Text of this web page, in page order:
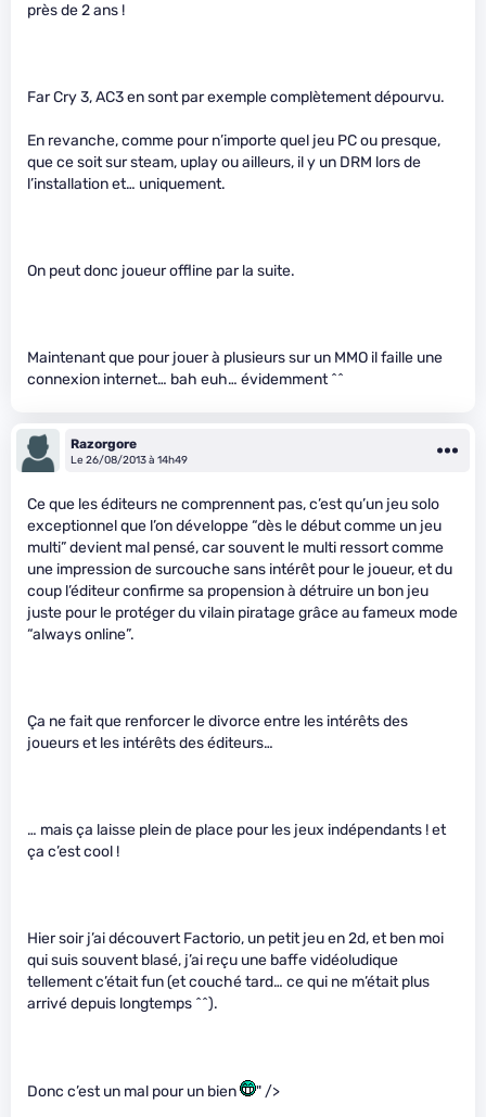
près de 2 ans !
Far Cry 3, AC3 en sont par exemple complètement dépourvu.
En revanche, comme pour n’importe quel jeu PC ou presque,
que ce soit sur steam, uplay ou ailleurs, il y un DRM lors de
l’installation et… uniquement.
On peut donc joueur offline par la suite.
Maintenant que pour jouer à plusieurs sur un MMO il faille une
connexion internet… bah euh… évidemment ^^
Razorgore
Le 26/08/2013 à 14h49
Ce que les éditeurs ne comprennent pas, c’est qu’un jeu solo
exceptionnel que l’on développe “dès le début comme un jeu
multi” devient mal pensé, car souvent le multi ressort comme
une impression de surcouche sans intérêt pour le joueur, et du
coup l’éditeur confirme sa propension à détruire un bon jeu
juste pour le protéger du vilain piratage grâce au fameux mode
“always online”.
Ça ne fait que renforcer le divorce entre les intérêts des
joueurs et les intérêts des éditeurs…
… mais ça laisse plein de place pour les jeux indépendants ! et
ça c’est cool !
Hier soir j’ai découvert Factorio, un petit jeu en 2d, et ben moi
qui suis souvent blasé, j’ai reçu une baffe vidéoludique
tellement c’était fun (et couché tard… ce qui ne m’était plus
arrivé depuis longtemps ^^).
Donc c’est un mal pour un bien " />